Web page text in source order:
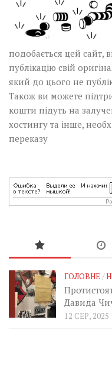
подобається цей сайт,
публікацію свій
який до цього не
Також ви можете
кошти підуть на
хостингу та інше,
переказу
ГОЛОВНЕ/
Давида
12 СЕР, 2025